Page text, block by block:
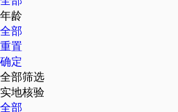
年龄
全部
重置
确定
全部筛选
实地核验
全部